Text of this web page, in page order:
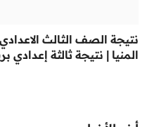
المنيا | نتيجة ثالثة إعدادي